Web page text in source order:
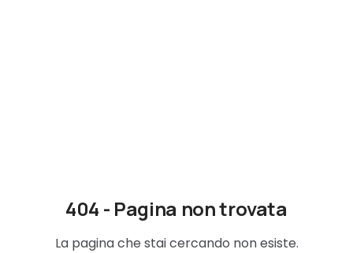
404 - Pagina non trovata
La pagina che stai cercando non esiste.